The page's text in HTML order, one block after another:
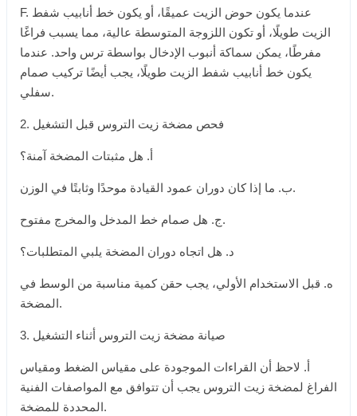
F. عندما يكون حوض الزيت عميقًا، أو يكون خط أنابيب شفط
الزيت طويلًا، أو تكون اللزوجة المتوسطة عالية، مما يسبب فراغًا
مفرطًا، يمكن سماكة أنبوب الإدخال بواسطة ترس واحد. عندما
يكون خط أنابيب شفط الزيت طويلًا، يجب أيضًا تركيب صمام
سفلي.
2. فحص مضخة زيت التروس قبل التشغيل
أ. هل مثبتات المضخة آمنة؟
ب. ما إذا كان دوران عمود القيادة موحدًا وثابتًا في الوزن.
ج. هل صمام خط المدخل والمخرج مفتوح.
د. هل اتجاه دوران المضخة يلبي المتطلبات؟
ه. قبل الاستخدام الأولي، يجب حقن كمية مناسبة من الوسط في
المضخة.
3. صيانة مضخة زيت التروس أثناء التشغيل
أ. لاحظ أن القراءات الموجودة على مقياس الضغط ومقياس
الفراغ لمضخة زيت التروس يجب أن تتوافق مع المواصفات الفنية
المحددة للمضخة.